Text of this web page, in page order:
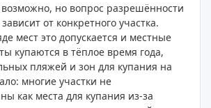
но вопрос разрешённости
от конкретного участка.
мест это допускается и местные
купаются в тёплое время года,
пляжей и зон для купания на
многие участки не
как места для купания из‑за